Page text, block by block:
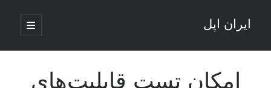
ایران اپل
باز
کردن
اصلی
نوار
کناری